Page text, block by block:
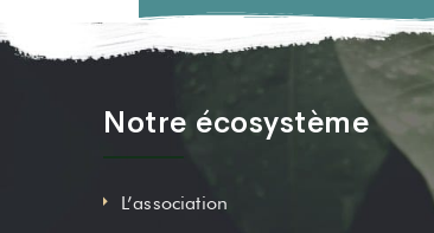
Notre écosystème
L’association